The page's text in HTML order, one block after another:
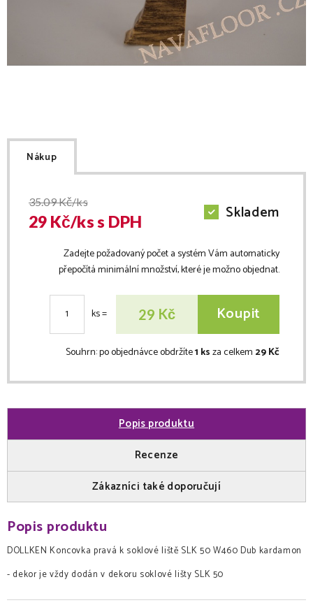
Nákup
35.09Kč/ks
29 Kč/kss DPH Skladem
Zadejte požadovaný počet a systém Vám automaticky
přepočítá minimální množství, které je možno objednat.
ks= 29 Kč Koupit
Souhrn:po objednávce obdržíte1 ksza celkem 29 Kč
Popis produktu
Recenze
Zákazníci také doporučují
Popis produktu
DOLLKEN Koncovka pravá k soklové liště SLK 50 W460 Dub kardamon
- dekor je vždy dodán v dekoru soklové lišty SLK 50